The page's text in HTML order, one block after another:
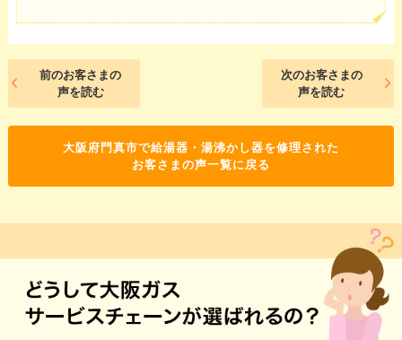
前のお客さまの
声を読む
次のお客さまの
声を読む
大阪府門真市で給湯器・湯沸かし器を修理された
お客さまの声一覧に戻る